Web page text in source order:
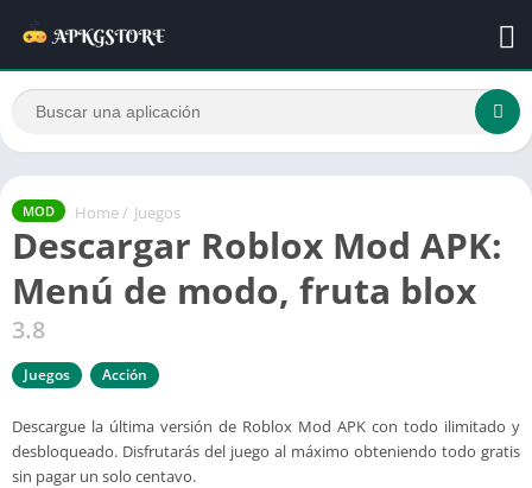
MOD Home / Juegos
Descargar Roblox Mod APK:
Menú de modo, fruta blox
3.8
Juegos Acción
Descargue la última versión de Roblox Mod APK con todo ilimitado y
desbloqueado. Disfrutarás del juego al máximo obteniendo todo gratis
sin pagar un solo centavo.